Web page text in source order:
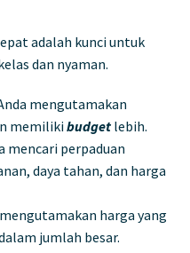
adalah kunci untuk
dan nyaman.
mengutamakan
memilikibudget lebih.
mencari perpaduan
daya tahan, dan harga
harga yang
jumlah besar.